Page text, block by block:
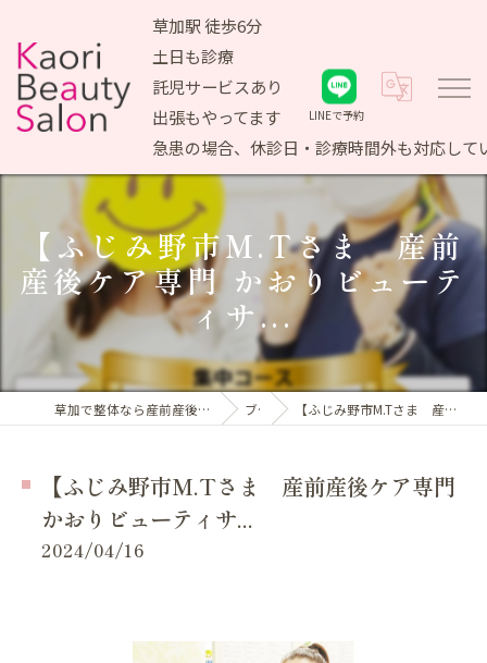
草加駅 徒歩6分
土日も診療
託児サービスあり
出張もやってます
急患の場合、休診日・診療時間外も対応して
LINEで予約
【ふじみ野市M.Tさま 産前
産後ケア専門 かおりビューテ
ィサ...
草加で整体なら産前産後ケア専門 かおりビューティサロン ブログ 【ふじみ野市M.Tさま 産前産後ケア専門 かおりビューティサ...
【ふじみ野市M.Tさま 産前産後ケア専門
かおりビューティサ...
2024/04/16